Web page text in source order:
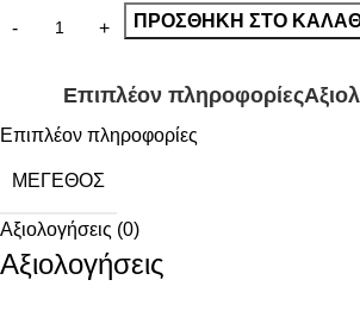
ΠΡΟΣΘΉΚΗ ΣΤΟ
Επιπλέον πληροφορίες
Επιπλέον πληροφορίες
ΜΈΓΕΘΟΣ
Αξιολογήσεις (0)
Αξιολογήσεις